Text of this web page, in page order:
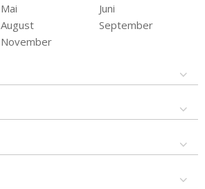
Mai
Juni
August
September
November